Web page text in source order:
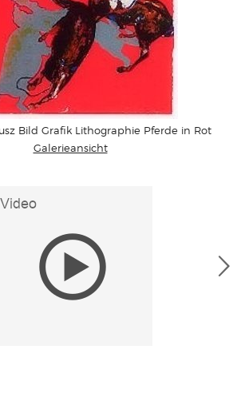
Bild Grafik Lithographie Pferde in Rot
Galerieansicht